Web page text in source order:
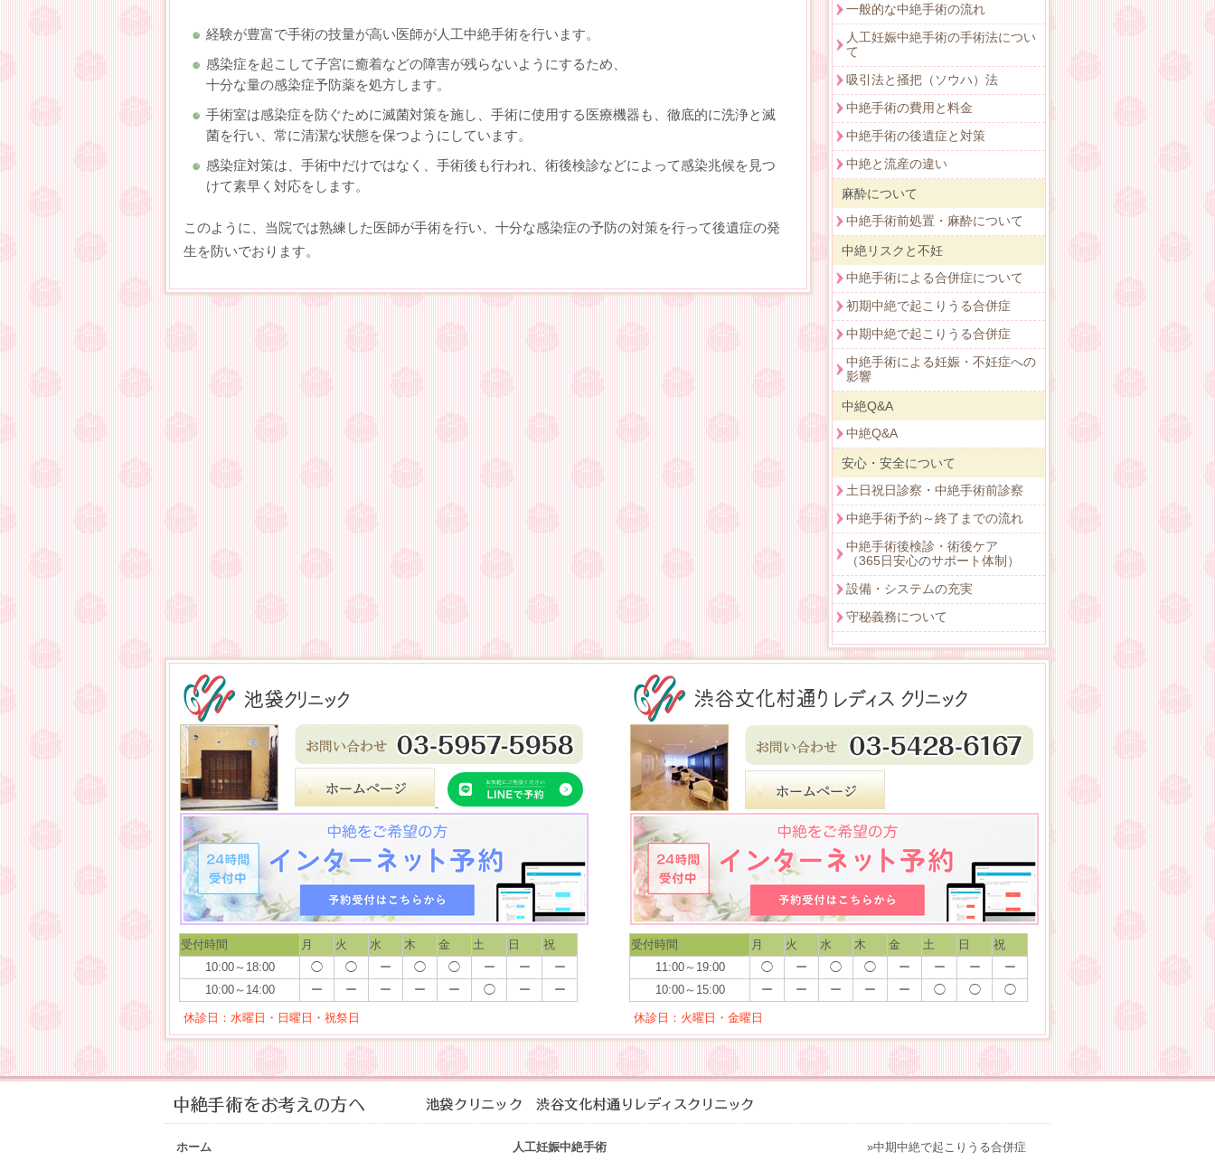
一般的な中絶手術の流れ
人工妊娠中絶手術の手術法につい
て
吸引法と掻把（ソウハ）法
中絶手術の費用と料金
中絶手術の後遺症と対策
中絶と流産の違い
麻酔について
中絶手術前処置・麻酔について
中絶リスクと不妊
中絶手術による合併症について
初期中絶で起こりうる合併症
中期中絶で起こりうる合併症
中絶手術による妊娠・不妊症への
影響
中絶Q&A
中絶Q&A
安心・安全について
土日祝日診察・中絶手術前診察
中絶手術予約～終了までの流れ
中絶手術後検診・術後ケア
（365日安心のサポート体制）
設備・システムの充実
守秘義務について
経験が豊富で手術の技量が高い医師が人工中絶手術を行います。
感染症を起こして子宮に癒着などの障害が残らないようにするため、
十分な量の感染症予防薬を処方します。
手術室は感染症を防ぐために滅菌対策を施し、手術に使用する医療機器も、徹底的に洗浄と滅
菌を行い、常に清潔な状態を保つようにしています。
感染症対策は、手術中だけではなく、手術後も行われ、術後検診などによって感染兆候を見つ
けて素早く対応をします。
このように、当院では熟練した医師が手術を行い、十分な感染症の予防の対策を行って後遺症の発
生を防いでおります。
受付時間 月 火 水 木 金 土 日
祝
10:00～18:00
◯ ◯ ー ◯ ◯ ー ー
ー
10:00～14:00
ー ー ー ー ー ◯ ー ー
休診日：水曜日・日曜日・祝祭日
受付時間 月 火 水 木 金 土 日
祝
11:00～19:00
◯ ー ◯ ◯ ー ー ー
ー
10:00～15:00
ー ー ー ー ー ◯ ◯ ◯
休診日：火曜日・金曜日
ホーム 人工妊娠中絶手術 »中期中絶で起こりうる合併症